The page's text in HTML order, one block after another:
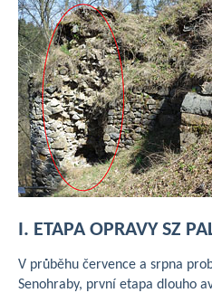
I. ETAPA OPRAVY SZ
V průběhu července a srpna
Senohraby, první etapa dlouho